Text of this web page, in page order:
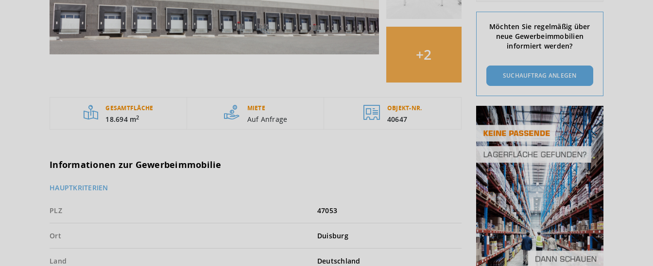
+2
GESAMTFLÄCHE
18.694 m2
MIETE
Auf Anfrage
OBJEKT-NR.
40647
Informationen zur Gewerbeimmobilie
HAUPTKRITERIEN
PLZ 47053
Ort Duisburg
Land Deutschland
Möchten Sie regelmäßig über
neue Gewerbeimmobilien
informiert werden?
SUCHAUFTRAG ANLEGEN